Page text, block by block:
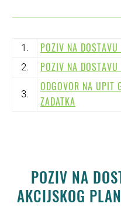
1. POZIV NA DOSTAVU
2.
POZIV NA DOSTAVU
3.
ODGOVOR NA UPIT
ZADATKA
POZIV NA
AKCIJSKOG